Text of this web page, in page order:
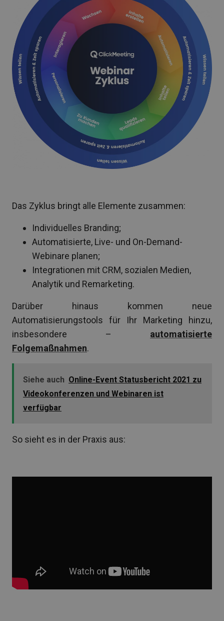
Das Zyklus bringt alle Elemente zusammen:
Individuelles Branding;
Automatisierte, Live- und On-Demand-
Webinare planen;
Integrationen mit CRM, sozialen Medien,
Analytik und Remarketing.
Darüber hinaus kommen neue
Automatisierungstools für Ihr Marketing hinzu,
insbesondere – automatisierte
Folgemaßnahmen.
Siehe auch Online-Event Statusbericht 2021 zu
Videokonferenzen und Webinaren ist
verfügbar
So sieht es in der Praxis aus: